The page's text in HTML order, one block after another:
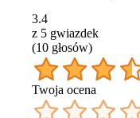
3.4
z 5 gwiazdek
(10 głosów)
Twoja ocena